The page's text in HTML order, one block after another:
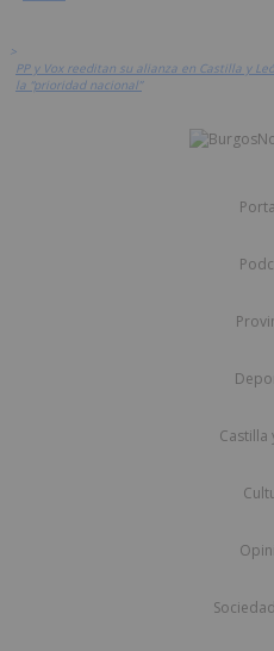
>
PP y Vox reeditan su alianza en Castilla y
la “prioridad nacional”
Castilla